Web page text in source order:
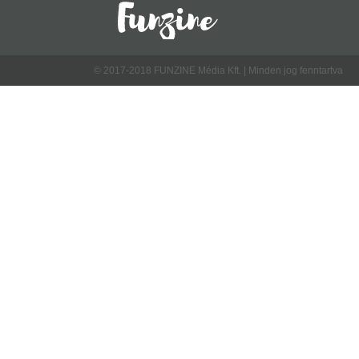
© 2017-2018 FUNZINE Média Kft. | Minden jog fenntartva